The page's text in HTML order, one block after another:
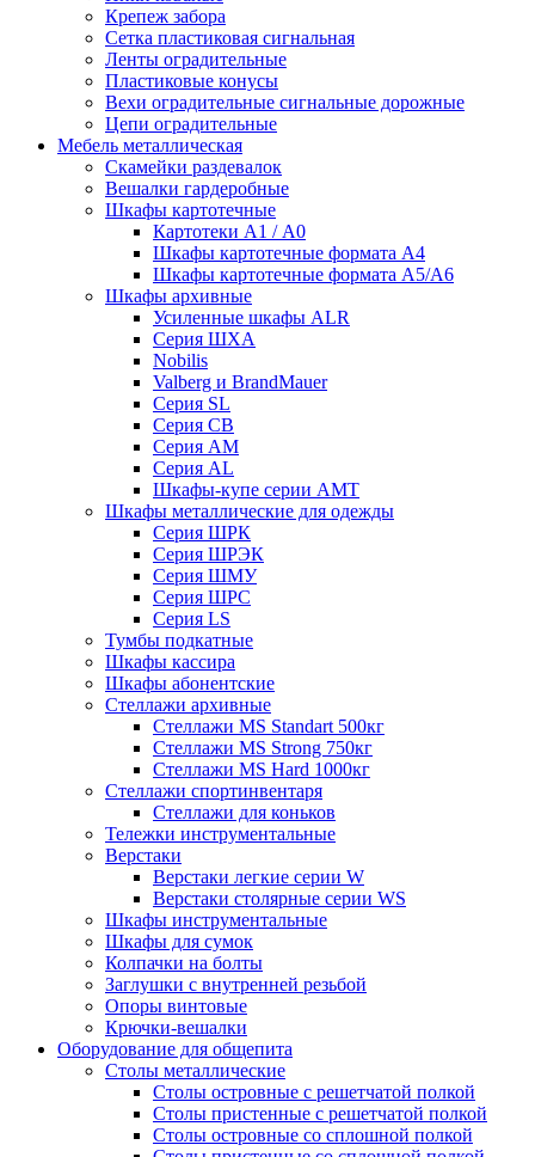
Крепеж забора
Сетка пластиковая сигнальная
Ленты оградительные
Пластиковые конусы
Вехи оградительные сигнальные дорожные
Цепи оградительные
Мебель металлическая
Скамейки раздевалок
Вешалки гардеробные
Шкафы картотечные
Картотеки А1 / А0
Шкафы картотечные формата А4
Шкафы картотечные формата А5/А6
Шкафы архивные
Усиленные шкафы ALR
Серия ШХА
Nobilis
Valberg и BrandMauer
Cерия SL
Серия СВ
Серия АМ
Серия AL
Шкафы-купе серии AMT
Шкафы металлические для одежды
Серия ШРК
Серия ШРЭК
Серия ШМУ
Серия ШРС
Серия LS
Тумбы подкатные
Шкафы кассира
Шкафы абонентские
Стеллажи архивные
Стеллажи MS Standart 500кг
Стеллажи MS Strong 750кг
Стеллажи MS Hard 1000кг
Стеллажи спортинвентаря
Стеллажи для коньков
Тележки инструментальные
Верстаки
Верстаки легкие серии W
Верстаки столярные серии WS
Шкафы инструментальные
Шкафы для сумок
Колпачки на болты
Заглушки с внутренней резьбой
Опоры винтовые
Крючки-вешалки
Оборудование для общепита
Столы металлические
Столы островные с решетчатой полкой
Столы пристенные с решетчатой полкой
Столы островные со сплошной полкой